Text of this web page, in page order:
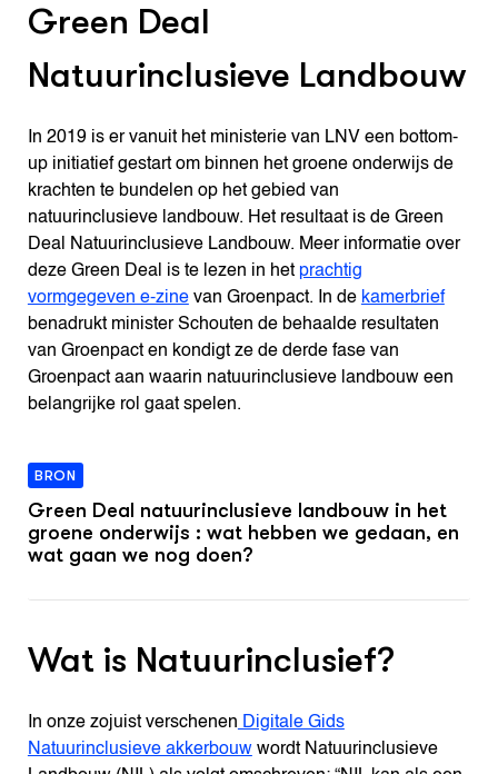
Green Deal
Natuurinclusieve Landbouw
In 2019 is er vanuit het ministerie van LNV een bottom-
up initiatief gestart om binnen het groene onderwijs de
krachten te bundelen op het gebied van
natuurinclusieve landbouw. Het resultaat is de Green
Deal Natuurinclusieve Landbouw. Meer informatie over
deze Green Deal is te lezen in het prachtig
vormgegeven e-zinevan Groenpact. In de kamerbrief
benadrukt minister Schouten de behaalde resultaten
van Groenpact en kondigt ze de derde fase van
Groenpact aan waarin natuurinclusieve landbouw een
belangrijke rol gaat spelen.
BRON
Green Deal natuurinclusieve landbouw in het
groene onderwijs : wat hebben we gedaan, en
wat gaan we nog doen?
Wat is Natuurinclusief?
In onze zojuist verschenen Digitale Gids
Natuurinclusieve akkerbouwwordt Natuurinclusieve